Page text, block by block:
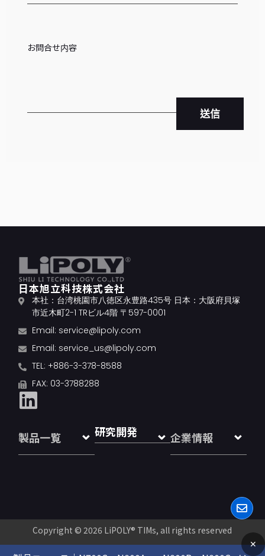
送信
日本旭立科技株式会社
本社：台湾桃園市八徳区永豊路435号 日本：大阪府貝塚
市近木町2-1 TRビル4階 〒597-0001
Email: service@lipoly.com
Email: service_us@lipoly.com
TEL: +886-3-378-8588
FAX: 03-3788288
製品一覧 研究開発 企業情報
Copyright © 2026 LiPOLY® TIMs, all rights reserved
✕